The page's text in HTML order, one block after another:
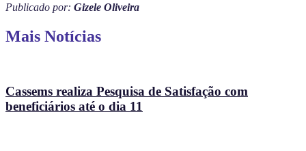
Publicado por: Gizele Oliveira
Mais Notícias
Cassems realiza Pesquisa de Satisfação com
beneficiários até o dia 11